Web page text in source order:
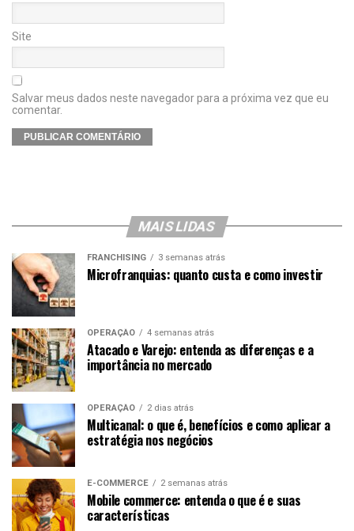
Site
Salvar meus dados neste navegador para a próxima vez que eu
comentar.
MAIS LIDAS
FRANCHISING 3 semanas atrás
Microfranquias: quanto custa e como investir
OPERAÇÃO 4 semanas atrás
Atacado e Varejo: entenda as diferenças e a
importância no mercado
OPERAÇÃO 2 dias atrás
Multicanal: o que é, benefícios e como aplicar a
estratégia nos negócios
E-COMMERCE 2 semanas atrás
Mobile commerce: entenda o que é e suas
características